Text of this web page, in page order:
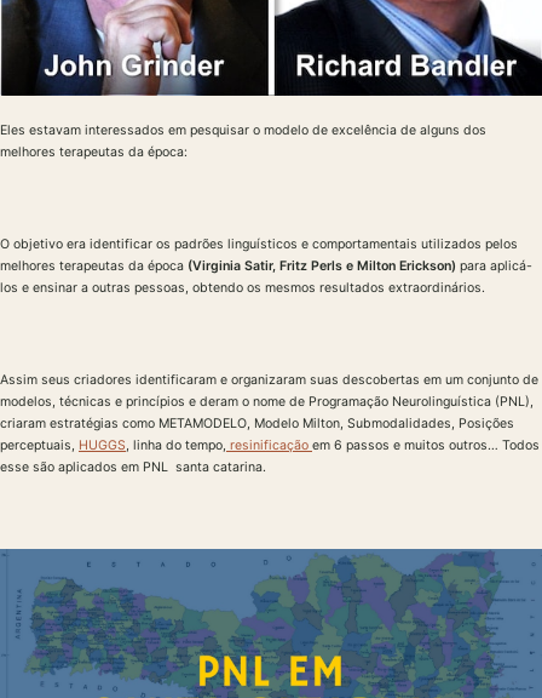
Eles estavam interessados em pesquisar o modelo de excelência de alguns dos
melhores terapeutas da época:
O objetivo era identificar os padrões linguísticos e comportamentais utilizados pelos
melhores terapeutas da época (Virginia Satir, Fritz Perls e Milton Erickson) para aplicá-
los e ensinar a outras pessoas, obtendo os mesmos resultados extraordinários.
Assim seus criadores identificaram e organizaram suas descobertas em um conjunto de
modelos, técnicas e princípios e deram o nome de Programação Neurolinguística (PNL),
criaram estratégias como METAMODELO, Modelo Milton, Submodalidades, Posições
perceptuais, HUGGS, linha do tempo, resinificação em 6 passos e muitos outros… Todos
esse são aplicados em PNL santa catarina.